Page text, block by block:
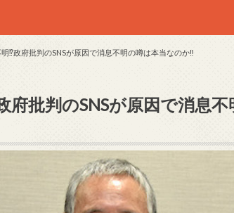
⁉政府批判のSNSが原因で消息不明の噂は本当なのか‼
府批判のSNSが原因で消息